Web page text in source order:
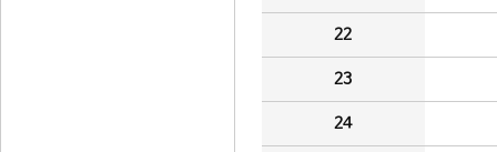
22
23
24